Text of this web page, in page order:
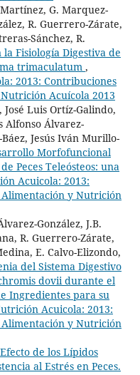
Martínez, G. Marquez-
R. Guerrero-Zárate,
Sánchez, R.
la Fisiología Digestiva de
trimaculatum ,
2013: Contribuciones
Acuícola 2013
Luis Ortíz-Galindo,
Alfonso Álvarez-
Jesús Iván Murillo-
Morfofuncional
Peces Teleósteos: una
Acuicola: 2013:
y Nutrición
González, J.B.
R. Guerrero-Zárate,
E. Calvo-Elizondo,
del Sistema Digestivo
dovii durante el
Ingredientes para su
Acuicola: 2013:
y Nutrición
Efecto de los Lípidos
al Estrés en Peces.